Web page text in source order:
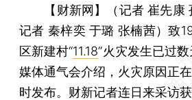
【财新网】（记者 崔先
记者 秦梓奕 于璐 张楠茜）致
区新建村“11.18”火灾发生已过
媒体通气会介绍，火灾原因正
时发布。财新记者连日来采访